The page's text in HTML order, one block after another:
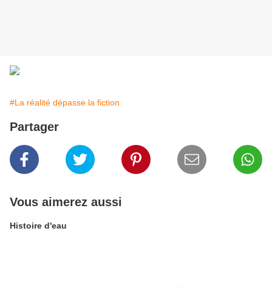
#La réalité dépasse la fiction
Partager
Vous aimerez aussi
Histoire d'eau